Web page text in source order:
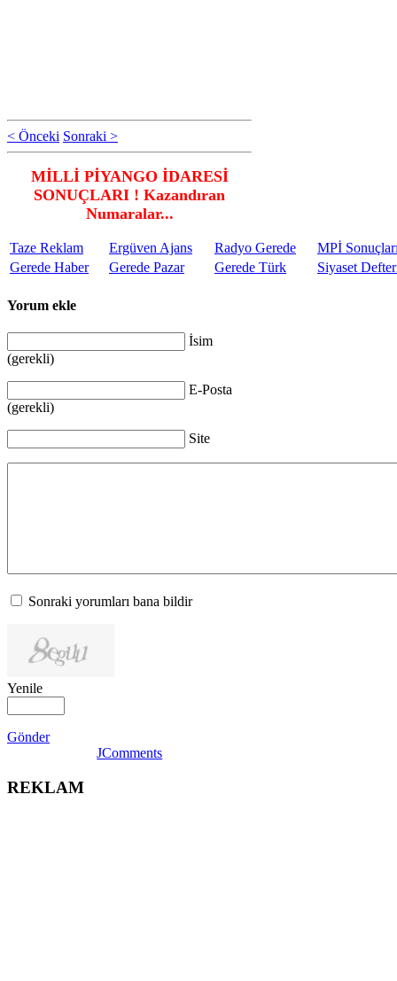
< Önceki Sonraki >
MİLLİ PİYANGO İDARESİ
SONUÇLARI ! Kazandıran
Numaralar...
Taze Reklam Ergüven Ajans Radyo Gerede
MPİ
Gerede Haber
Gerede Pazar Gerede Türk Siyaset
Yorum ekle
İsim
(gerekli)
E-Posta
(gerekli)
Site
Sonraki yorumları bana bildir
Yenile
Gönder
JComments
REKLAM